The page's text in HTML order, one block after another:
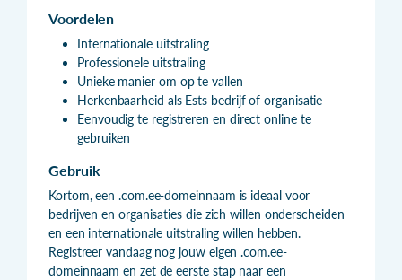
Voordelen
Internationale uitstraling
Professionele uitstraling
Unieke manier om op te vallen
Herkenbaarheid als Ests bedrijf of organisatie
Eenvoudig te registreren en direct online te
gebruiken
Gebruik
Kortom, een .com.ee-domeinnaam is ideaal voor
bedrijven en organisaties die zich willen onderscheiden
en een internationale uitstraling willen hebben.
Registreer vandaag nog jouw eigen .com.ee-
domeinnaam en zet de eerste stap naar een